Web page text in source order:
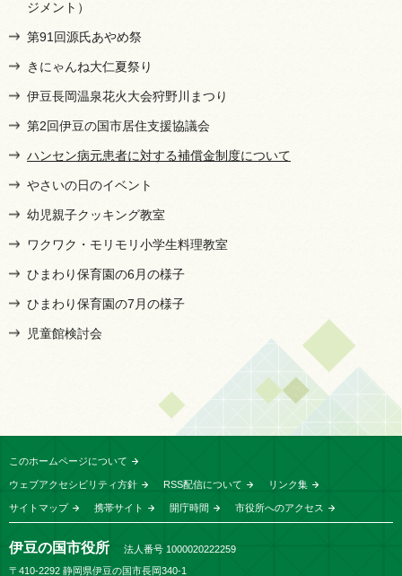
ジメント）
第91回源氏あやめ祭
きにゃんね大仁夏祭り
伊豆長岡温泉花火大会狩野川まつり
第2回伊豆の国市居住支援協議会
ハンセン病元患者に対する補償金制度について
やさいの日のイベント
幼児親子クッキング教室
ワクワク・モリモリ小学生料理教室
ひまわり保育園の6月の様子
ひまわり保育園の7月の様子
児童館検討会
このホームページについて
ウェブアクセシビリティ方針 RSS配信について リンク集
サイトマップ 携帯サイト 開庁時間 市役所へのアクセス
伊豆の国市役所
法人番号 1000020222259
〒410-2292 静岡県伊豆の国市長岡340-1